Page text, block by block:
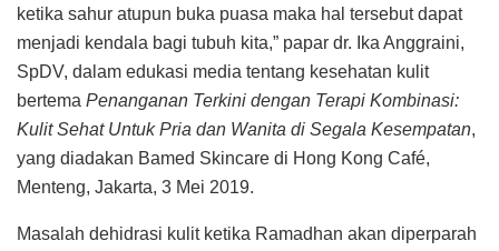
ketika sahur atupun buka puasa maka hal tersebut dapat
menjadi kendala bagi tubuh kita,” papar dr. Ika Anggraini,
SpDV, dalam edukasi media tentang kesehatan kulit
bertema Penanganan Terkini dengan Terapi Kombinasi:
Kulit Sehat Untuk Pria dan Wanita di Segala Kesempatan,
yang diadakan Bamed Skincare di Hong Kong Café,
Menteng, Jakarta, 3 Mei 2019.
Masalah dehidrasi kulit ketika Ramadhan akan diperparah